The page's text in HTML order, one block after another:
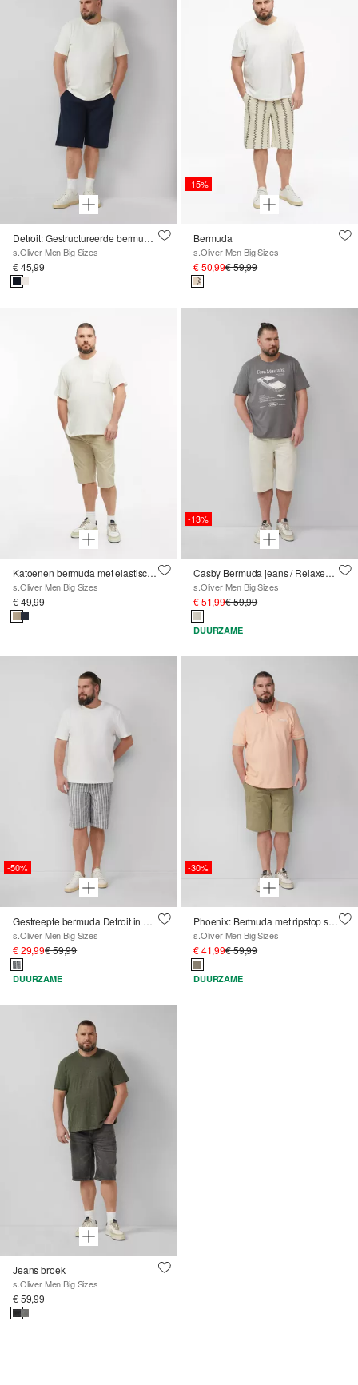
Detroit: Gestructureerde bermuda in een ontspannen pasvorm
s.Oliver Men Big Sizes
€ 45,99
-15%
Bermuda
s.Oliver Men Big Sizes
€ 50,99€ 59,99
Katoenen bermuda met elastische tailleband
s.Oliver Men Big Sizes
€ 49,99
-13%
Casby Bermuda jeans / Relaxed fit / Halfhoog
s.Oliver Men Big Sizes
€ 51,99€ 59,99
DUURZAME
-50%
Gestreepte bermuda Detroit in een relaxed fit
s.Oliver Men Big Sizes
€ 29,99€ 59,99
DUURZAME
-30%
Phoenix: Bermuda met ripstop structuur in arbeidersstijl
s.Oliver Men Big Sizes
€ 41,99€ 59,99
DUURZAME
Jeans broek
s.Oliver Men Big Sizes
€ 59,99